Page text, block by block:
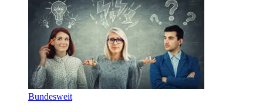
Bundesweit